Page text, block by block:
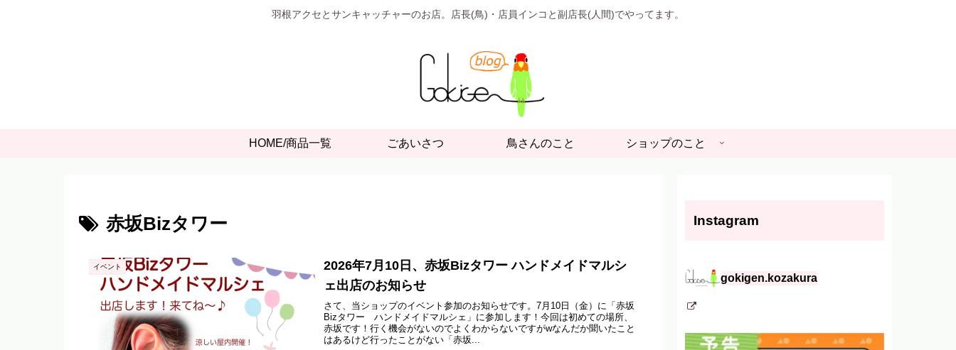
羽根アクセとサンキャッチャーのお店。店長(鳥)・店員インコと副店長(人間)でやってます。
HOME/商品一覧 ごあいさつ 鳥さんのこと ショップのこと
赤坂Bizタワー
イベント
2026年7月10日、赤坂Bizタワー ハンドメイドマルシ
ェ出店のお知らせ
さて、当ショップのイベント参加のお知らせです。7月10日（金）に「赤坂
Bizタワー ハンドメイドマルシェ」に参加します！今回は初めての場所、
赤坂です！行く機会がないのでよくわからないですがwなんだか聞いたこと
はあるけど行ったことがない「赤坂...
Instagram
gokigen.kozakura